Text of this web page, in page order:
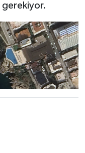
gerekiyor.